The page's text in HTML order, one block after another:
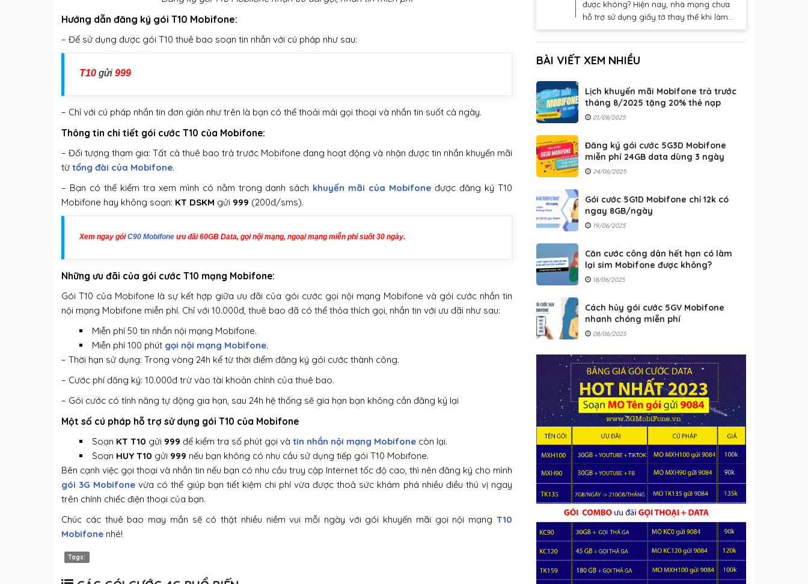
Hướng dẫn đăng ký gói T10 Mobifone:
– Để sử dụng được gói T10 thuê bao soạn tin nhắn với cú pháp như sau:
T10 gửi 999
– Chỉ với cú pháp nhắn tin đơn giản như trên là bạn có thể thoải mái gọi thoại và nhắn tin suốt cả ngày.
Thông tin chi tiết gói cước T10 của Mobifone:
– Đối tượng tham gia: Tất cả thuê bao trả trước Mobifone đang hoạt động và nhận được tin nhắn khuyến mãi
từ tổng đài của Mobifone.
– Bạn có thể kiểm tra xem mình có nằm trong danh sách khuyến mãi của Mobifone được đăng ký T10
Mobifone hay không soạn: KT DSKM gửi 999 (200đ/sms).
Xem ngay góiC90 Mobifone ưu đãi 60GB Data, gọi nội mạng, ngoại mạng miễn phí suốt 30 ngày.
Những ưu đãi của gói cước T10 mạng Mobifone:
Gói T10 của Mobifone là sự kết hợp giữa ưu đãi của gói cước gọi nội mạng Mobifone và gói cước nhắn tin
nội mạng Mobifone miễn phí. Chỉ với 10.000đ, thuê bao đã có thể thỏa thích gọi, nhắn tin với ưu đãi như sau:
Miễn phí 50 tin nhắn nội mạng Mobifone.
Miễn phí 100 phút gọi nội mạng Mobifone.
– Thời hạn sử dụng: Trong vòng 24h kể từ thời điểm đăng ký gói cước thành công.
– Cước phí đăng ký: 10.000đ trừ vào tài khoản chính của thuê bao.
– Gói cước có tính năng tự động gia hạn, sau 24h hệ thống sẽ gia hạn bạn không cần đăng ký lại
Một số cú pháp hỗ trợ sử dụng gói T10 của Mobifone
Soạn KT T10 gửi 999 để kiểm tra số phút gọi và tin nhắn nội mạng Mobifone còn lại.
Soạn HUY T10 gửi 999 nếu bạn không có nhu cầu sử dụng tiếp gói T10 Mobifone.
Bên cạnh việc gọi thoại và nhắn tin nếu bạn có nhu cầu truy cập Internet tốc độ cao, thì nên đăng ký cho mình
gói 3G Mobifone vừa có thể giúp bạn tiết kiệm chi phí vừa được thoả sức khám phá nhiều điều thú vị ngay
trên chính chiếc điện thoại của bạn.
Chúc các thuê bao may mắn sẽ có thật nhiều niềm vui mỗi ngày với gói khuyến mãi gọi nội mạng T10
Mobifone nhé!
Tags:
được không? Hiện nay, nhà mạng chưa
hỗ trợ sử dụng giấy tờ thay thế khi làm...
BÀI VIẾT XEM NHIỀU
Lịch khuyến mãi Mobifone trả trước
tháng 8/2025 tặng 20% thẻ nạp
01/08/2025
Đăng ký gói cước 5G3D Mobifone
miễn phí 24GB data dùng 3 ngày
24/06/2025
Gói cước 5G1D Mobifone chỉ 12k có
ngay 8GB/ngày
19/06/2025
Căn cước công dân hết hạn có làm
lại sim Mobifone được không?
18/06/2025
Cách hủy gói cước 5GV Mobifone
nhanh chóng miễn phí
08/06/2025